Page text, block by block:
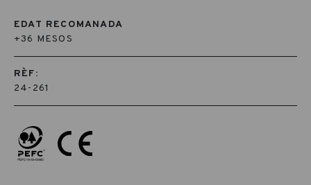
EDAT RECOMANADA
+36 MESOS
RÈF:
24-261